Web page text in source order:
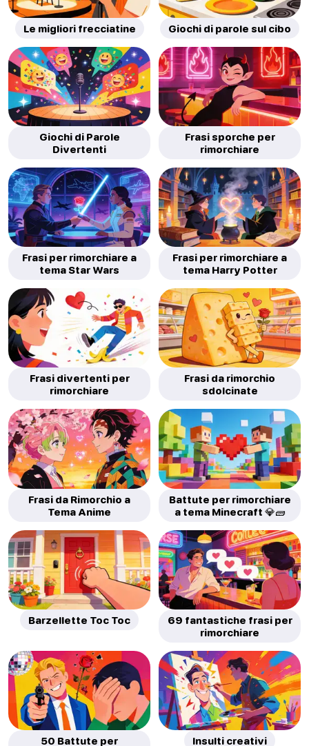
Le migliori frecciatine Giochi di parole sul cibo
Giochi di Parole
Divertenti
Frasi sporche per
rimorchiare
Frasi per rimorchiare a
tema Star Wars
Frasi per rimorchiare a
tema Harry Potter
Frasi divertenti per
rimorchiare
Frasi da rimorchio
sdolcinate
Frasi da Rimorchio a
Tema Anime
Battute per rimorchiare
a tema Minecraft 💎🧱
Barzellette Toc Toc
69 fantastiche frasi per
rimorchiare
50 Battute per
Insulti creativi